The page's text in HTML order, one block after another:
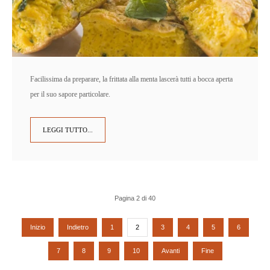
Facilissima da preparare, la frittata alla menta lascerà tutti a bocca aperta
per il suo sapore particolare.
LEGGI TUTTO...
Pagina 2 di 40
Inizio Indietro 1 2 3 4 5 6
7 8 9 10 Avanti Fine